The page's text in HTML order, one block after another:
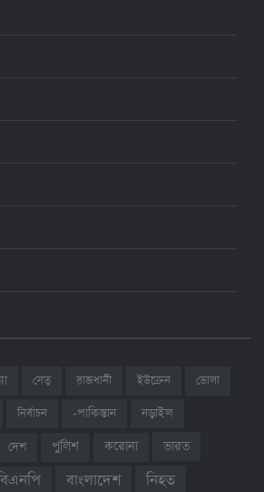
সেতু রাজধানী ইউক্রেন
ভোলা
নির্বাচন -পাকিস্তান নড়াইল
দেশ পুলিশ করোনা
ভারত
বাংলাদেশ নিহত